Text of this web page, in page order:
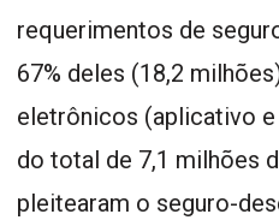
requerimentos de
67% deles (18,2
eletrônicos (aplicativo e
do total de 7,1 milhões
pleitearam o seguro-